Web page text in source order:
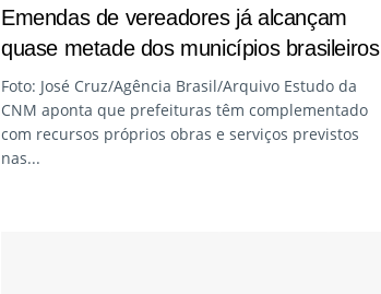
Emendas de vereadores já alcançam
quase metade dos municípios brasileiros
Foto: José Cruz/Agência Brasil/Arquivo Estudo da
CNM aponta que prefeituras têm complementado
com recursos próprios obras e serviços previstos
nas...